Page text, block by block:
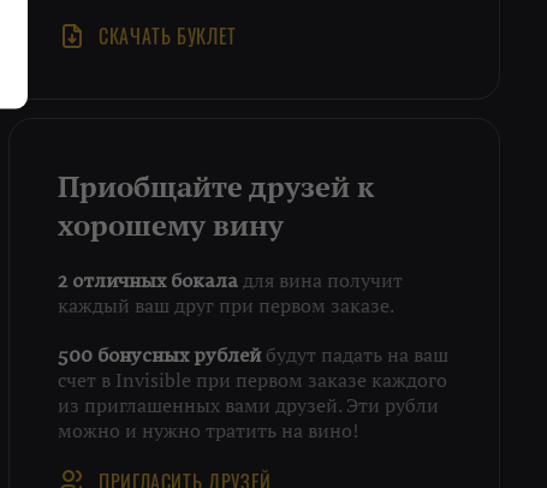
СКАЧАТЬ БУКЛЕТ
Приобщайте друзей к
хорошему вину
2 отличных бокала для вина получит
каждый ваш друг при первом заказе.
500 бонусных рублейбудут падать на ваш
счет в Invisible при первом заказе каждого
из приглашенных вами друзей. Эти рубли
можно и нужно тратить на вино!